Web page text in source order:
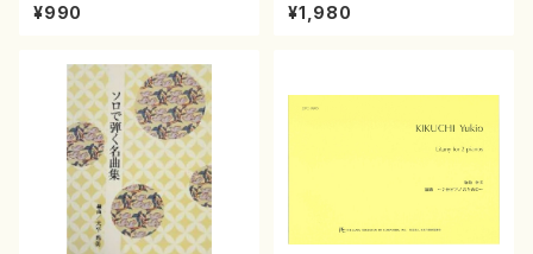
スメドレー( 箏2/大平光美 編
曲/楽譜）
¥990
（箏/宮城道雄著・宮城宗家監修/
箏曲古典楽譜）
¥1,980